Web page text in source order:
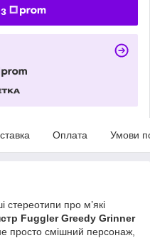
Оплата Умови
стереотипи про м’які
Fuggler Greedy Grinner
просто смішний персонаж,